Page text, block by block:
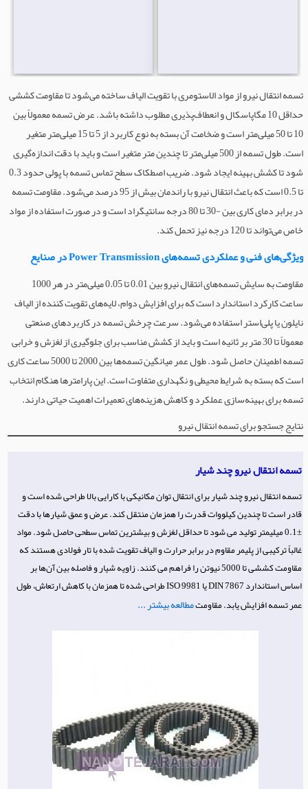
تسمه انتقال نیرو از مواد الاستومری با تقویت الیاف ساخته می‌شود تا مقاومت کششی
حداقل 10 مگاپاسکال و انعطاف‌پذیری مطلوب داشته باشد. عرض تسمه معمولاً بین
10 تا 50 میلی‌متر است و ضخامت آن بسته به نوع کاربرد از 5 تا 15 میلی‌متر متغیر
است. طول تسمه از 500 میلی‌متر تا چندین متر متغیر است و باید با دقت اندازه‌گیری
شود تا کشش بهینه ایجاد شود. ضریب اصطکاک سطح تماس تسمه با پولی حدود 0.3
تا 0.5 است که باعث انتقال نیرو با راندمان بیش از 95 درصد می‌شود. مقاومت تسمه
در برابر دمای کاری بین -30 تا 80 درجه سانتیگراد است و در صورت استفاده از مواد
خاص می‌تواند تا 120 درجه نیز تحمل کند.
ویژگی‌های فنی و عملکردی تسمه‌های Power Transmission در صنایع
مقاومت به سایش تسمه‌های انتقال نیرو بین 0.01 تا 0.05 میلی‌متر در هر 1000
ساعت کارکرد استاندارد است که برای افزایش دوام، لایه‌های تقویت کننده از الیاف
نایلون یا پلی‌استر استفاده می‌شود. سرعت چرخش تسمه در کاربردهای صنعتی
معمولاً تا 30 متر بر ثانیه است و باید از کشش مناسب برای جلوگیری از لغزش و خرابی
تسمه اطمینان حاصل شود. طول عمر میانگین تسمه‌ها بین 2000 تا 5000 ساعت کاری
است که بسته به شرایط محیطی و نگهداری متفاوت است. این پارامترها هنگام انتخاب
تسمه برای بهینه‌سازی عملکرد و کاهش هزینه‌های تعمیرات اهمیت حیاتی دارند.
نتایج جستجو برای تسمه انتقال نیرو
تسمه انتقال نیرو چند شیار
تسمه انتقال نیرو چند شیار برای انتقال توان مکانیکی با کارایی بالا طراحی شده است و
قادر است تا چندین کیلووات قدرت را همزمان منتقل کند. عرض و عمق شیارها با دقت
±0.1 میلیمتر تولید می شود تا حداقل لغزش و بیشترین تماس سطحی حاصل شود. مواد
غالباً ترکیبی از پلیمر مقاوم در برابر حرارت و الیاف تقویت شده با تار فولادی هستند که
مقاومت کششی تا 5000 نیوتن را فراهم می کنند. زاویه شیار و فاصله بین آن‌ها بر
اساس استاندارد DIN 7867 یا ISO 9981 طراحی شده تا همزمان با کاهش ارتعاش، طول
عمر تسمه افزایش یابد. مقاومتمطالعه بیشتر ...